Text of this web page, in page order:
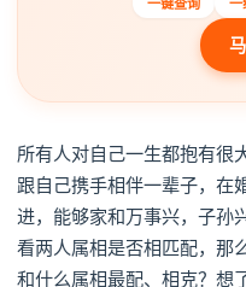
所有人对自己一生都抱有很
跟自己携手相伴一辈子，在
进，能够家和万事兴，子孙
看两人属相是否相匹配，那
和什么属相最配、相克？想